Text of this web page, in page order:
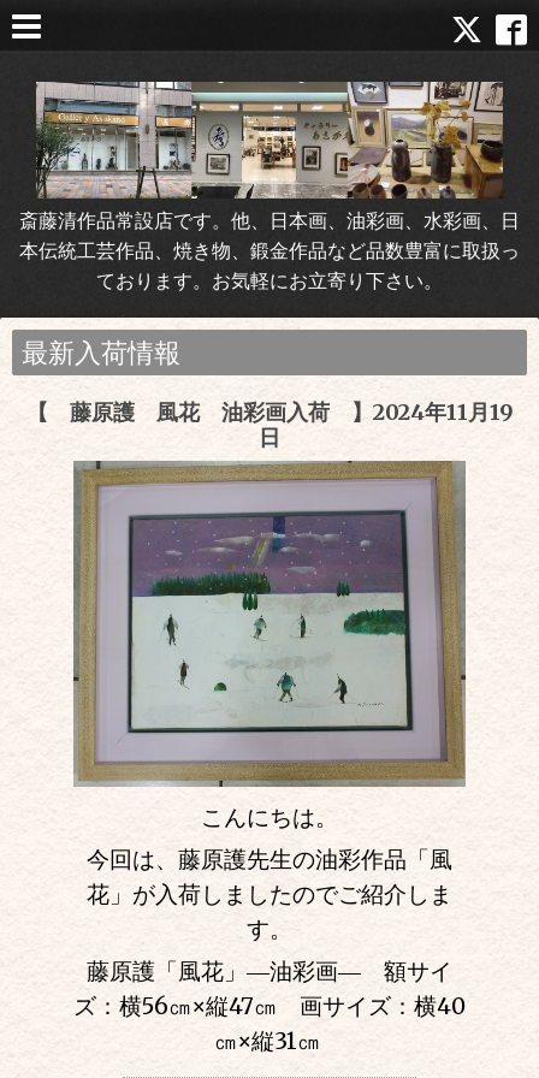
斎藤清作品常設店です。他、日本画、油彩画、水彩画、日
本伝統工芸作品、焼き物、鍛金作品など品数豊富に取扱っ
ております。お気軽にお立寄り下さい。
最新入荷情報
【 藤原護 風花 油彩画入荷 】2024年11月19
日
こんにちは。
今回は、藤原護先生の油彩作品「風
花」が入荷しましたのでご紹介しま
す。
藤原護「風花」―油彩画― 額サイ
ズ：横56㎝×縦47㎝ 画サイズ：横40
㎝×縦31㎝